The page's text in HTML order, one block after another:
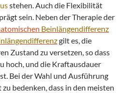
stehen. Auch die Flexibilität
sein. Neben der Therapie der
Beinlängendifferenz
gilt es, die
Zustand zu versetzen, so dass
hoch, und die Kraftausdauer
Bei der Wahl und Ausführung
bedenken, dass in den meisten